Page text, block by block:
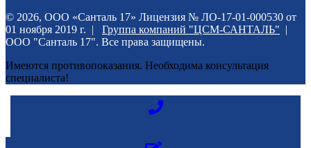
© 2026, ООО «Санталь 17» Лицензия № ЛО-17-01-000530 от
01 ноября 2019 г. | Группа компаний "ЦСМ-САНТАЛЬ" |
ООО "Санталь 17". Все права защищены.
Имеются противопоказания. Необходима консультация
специалиста!